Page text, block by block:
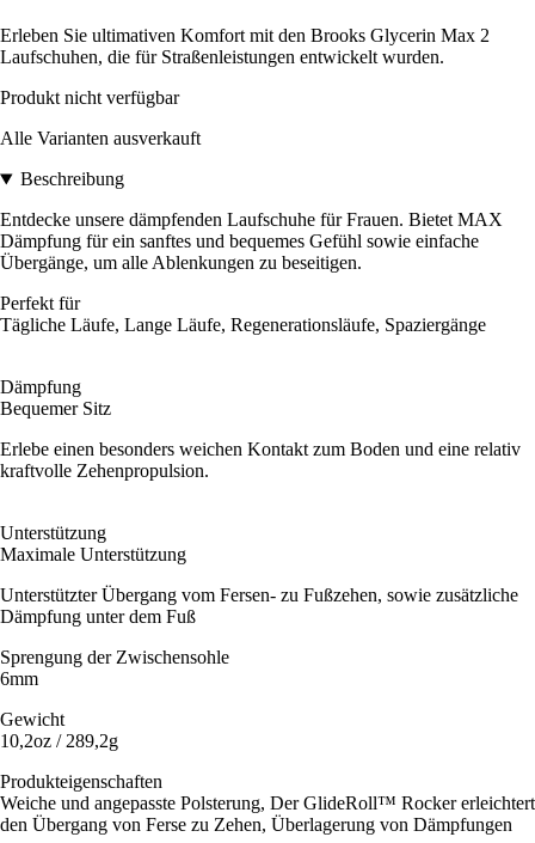
Erleben Sie ultimativen Komfort mit den Brooks Glycerin Max 2
Laufschuhen, die für Straßenleistungen entwickelt wurden.
Produkt nicht verfügbar
Alle Varianten ausverkauft
Beschreibung
Entdecke unsere dämpfenden Laufschuhe für Frauen. Bietet MAX
Dämpfung für ein sanftes und bequemes Gefühl sowie einfache
Übergänge, um alle Ablenkungen zu beseitigen.
Perfekt für
Tägliche Läufe, Lange Läufe, Regenerationsläufe, Spaziergänge
Dämpfung
Bequemer Sitz
Erlebe einen besonders weichen Kontakt zum Boden und eine relativ
kraftvolle Zehenpropulsion.
Unterstützung
Maximale Unterstützung
Unterstützter Übergang vom Fersen- zu Fußzehen, sowie zusätzliche
Dämpfung unter dem Fuß
Sprengung der Zwischensohle
6mm
Gewicht
10,2oz / 289,2g
Produkteigenschaften
Weiche und angepasste Polsterung, Der GlideRoll™ Rocker erleichtert
den Übergang von Ferse zu Zehen, Überlagerung von Dämpfungen